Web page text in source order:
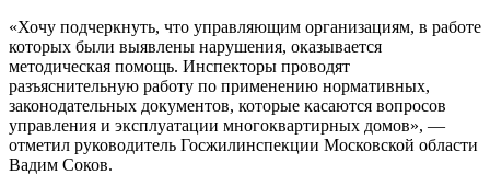
«Хочу подчеркнуть, что управляющим организациям, в работе
которых были выявлены нарушения, оказывается
методическая помощь. Инспекторы проводят
разъяснительную работу по применению нормативных,
законодательных документов, которые касаются вопросов
управления и эксплуатации многоквартирных домов», —
отметил руководитель Госжилинспекции Московской области
Вадим Соков.